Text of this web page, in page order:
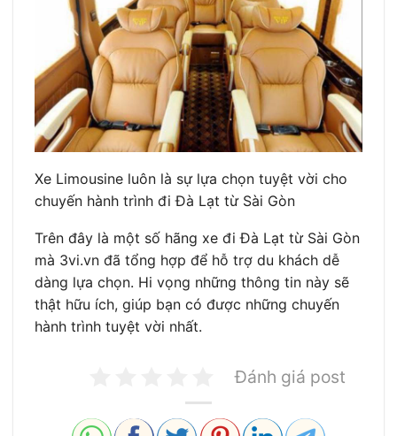
Xe Limousine luôn là sự lựa chọn tuyệt vời cho
chuyến hành trình đi Đà Lạt từ Sài Gòn
Trên đây là một số hãng xe đi Đà Lạt từ Sài Gòn
mà 3vi.vn đã tổng hợp để hỗ trợ du khách dễ
dàng lựa chọn. Hi vọng những thông tin này sẽ
thật hữu ích, giúp bạn có được những chuyến
hành trình tuyệt vời nhất.
Đánh giá post